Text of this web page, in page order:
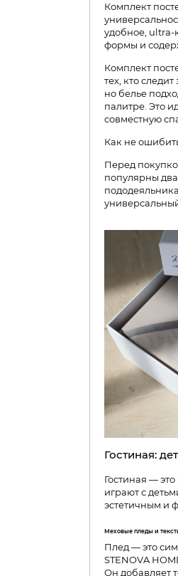
Комплект
удобное, ultra-
формы и
Комплект
тех, кто
но белье
палитре. Это
совместную
Как не
Перед
популярны
Гостиная:
Гостиная —
играют с
эстетичным и
Меховые пледы и
Плед — это
STENOVA
Он добавляет